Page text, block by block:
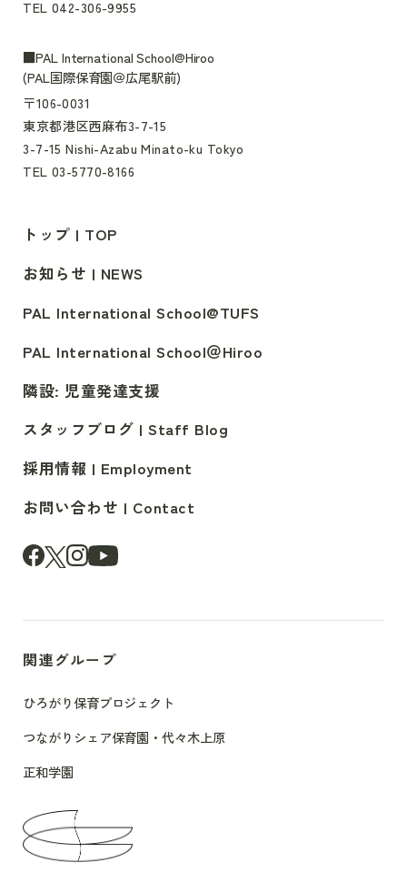
TEL 042-306-9955
■PAL International School@Hiroo
(PAL国際保育園＠広尾駅前)
〒106-0031
東京都港区西麻布3-7-15
3-7-15 Nishi-Azabu Minato-ku Tokyo
TEL 03-5770-8166
トップ | TOP
お知らせ | NEWS
PAL International School@TUFS
PAL International School＠Hiroo
隣設: 児童発達支援
スタッフブログ | Staff Blog
採用情報 | Employment
お問い合わせ | Contact
関連グループ
ひろがり保育プロジェクト
つながりシェア保育園・代々木上原
正和学園